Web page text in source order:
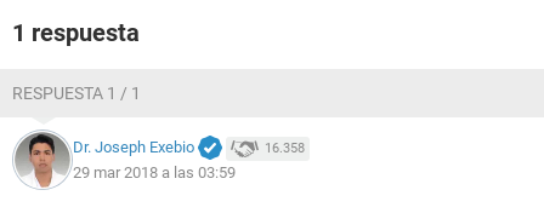
1 respuesta
RESPUESTA 1 / 1
Dr. Joseph Exebio 16.358
29 mar 2018 a las 03:59